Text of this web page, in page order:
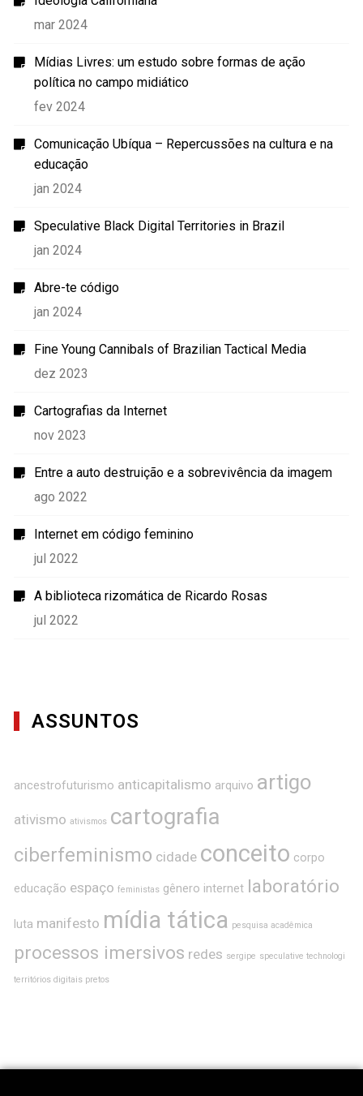
mar 2024
Mídias Livres: um estudo sobre formas de ação
política no campo midiático
fev 2024
Comunicação Ubíqua – Repercussões na cultura e na
educação
jan 2024
Speculative Black Digital Territories in Brazil
jan 2024
Abre-te código
jan 2024
Fine Young Cannibals of Brazilian Tactical Media
dez 2023
Cartografias da Internet
nov 2023
Entre a auto destruição e a sobrevivência da imagem
ago 2022
Internet em código feminino
jul 2022
A biblioteca rizomática de Ricardo Rosas
jul 2022
ASSUNTOS
ancestrofuturismo anticapitalismo arquivo artigo
ativismo ativismos cartografia
ciberfeminismo cidade conceito corpo
educação espaço feministas gênero internet laboratório
luta manifesto mídia tática pesquisa acadêmica
processos imersivos redes sergipe speculative technologi
territórios digitais pretos